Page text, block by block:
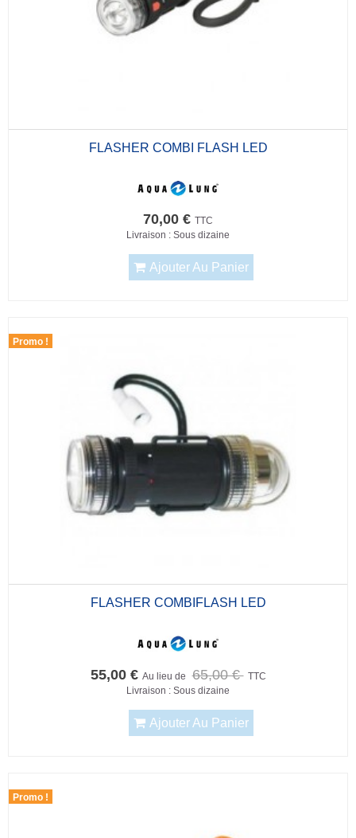
FLASHER COMBI FLASH LED
70,00 € TTC
Livraison : Sous dizaine
Ajouter Au Panier
Promo !
FLASHER COMBIFLASH LED
55,00 € Au lieu de 65,00 € TTC
Livraison : Sous dizaine
Ajouter Au Panier
Promo !